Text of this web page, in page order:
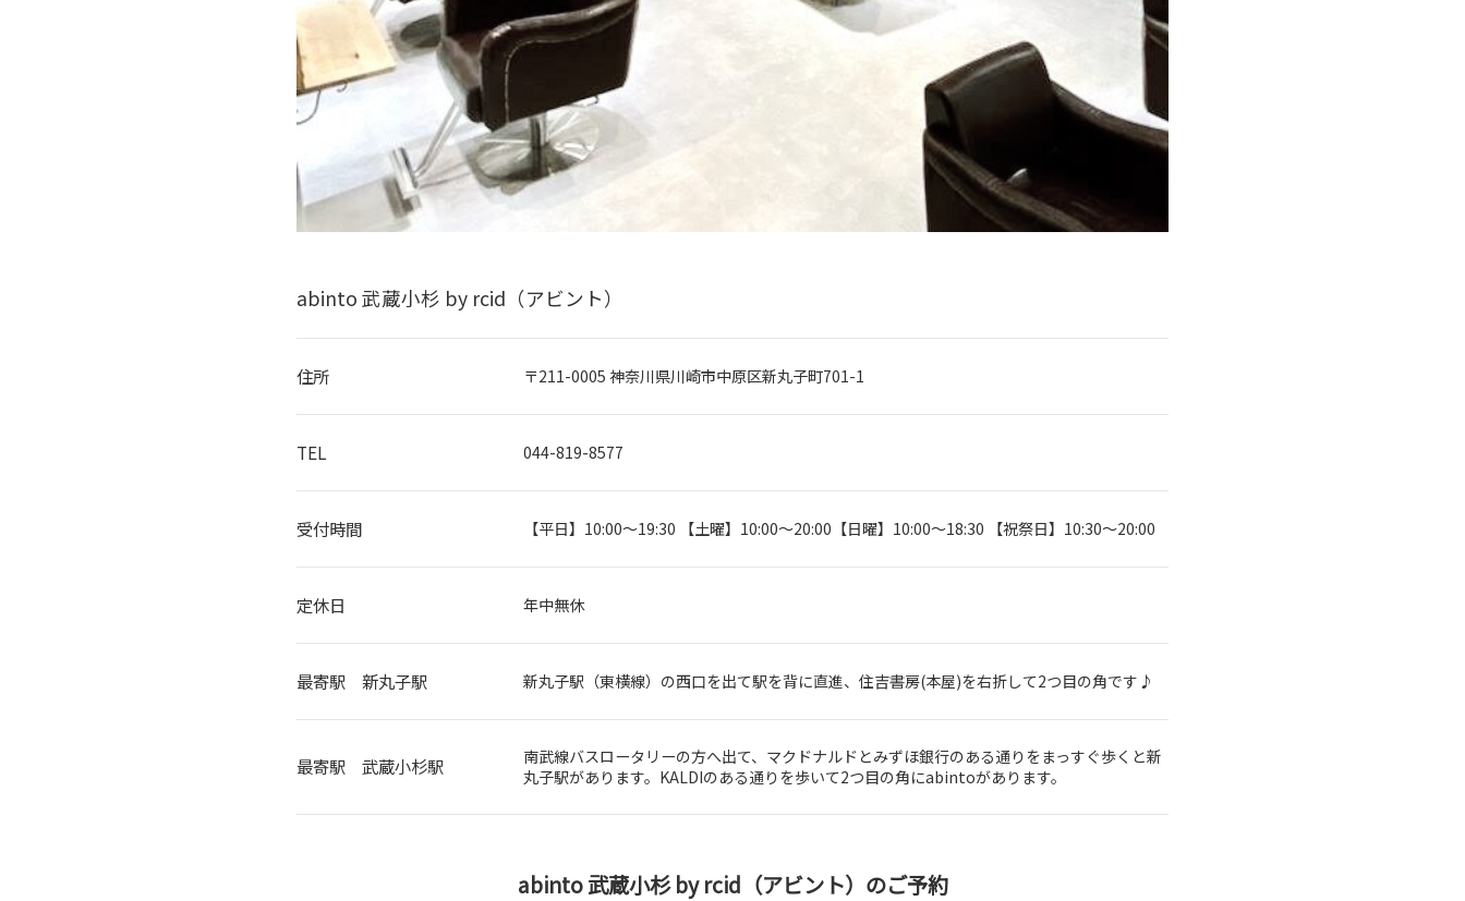
abinto 武蔵小杉 by rcid（アビント）
住所 〒211-0005 神奈川県川崎市中原区新丸子町701-1
TEL 044-819-8577
受付時間 【平日】10:00～19:30 【土曜】10:00～20:00【日曜】10:00～18:30 【祝祭日】10:30～20:00
定休日 年中無休
最寄駅 新丸子駅 新丸子駅（東横線）の西口を出て駅を背に直進、住吉書房(本屋)を右折して2つ目の角です♪
最寄駅 武蔵小杉駅
南武線バスロータリーの方へ出て、マクドナルドとみずほ銀行のある通りをまっすぐ歩くと新
丸子駅があります。KALDIのある通りを歩いて2つ目の角にabintoがあります。
abinto 武蔵小杉 by rcid（アビント）のご予約